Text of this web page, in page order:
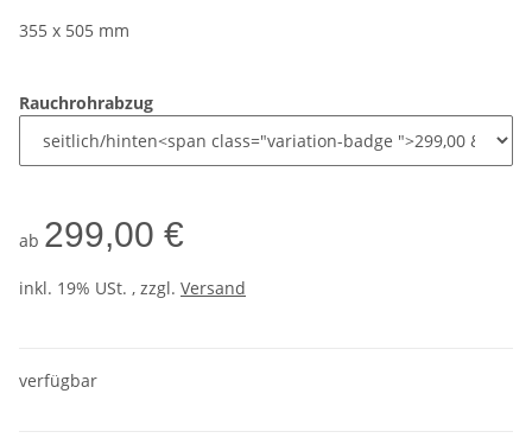
355 x 505 mm
Rauchrohrabzug
ab 299,00 €
inkl. 19% USt. , zzgl. Versand
verfügbar